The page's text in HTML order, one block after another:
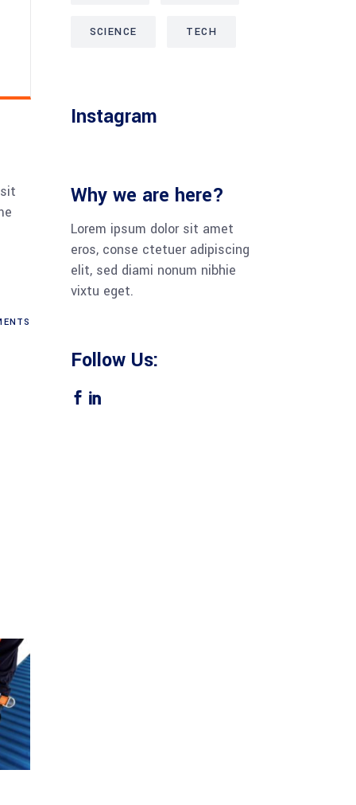
SCIENCE TECH
Instagram
Why we are here?
Lorem ipsum dolor sit amet
eros, conse ctetuer adipiscing
elit, sed diami nonum nibhie
vixtu eget.
Follow Us: